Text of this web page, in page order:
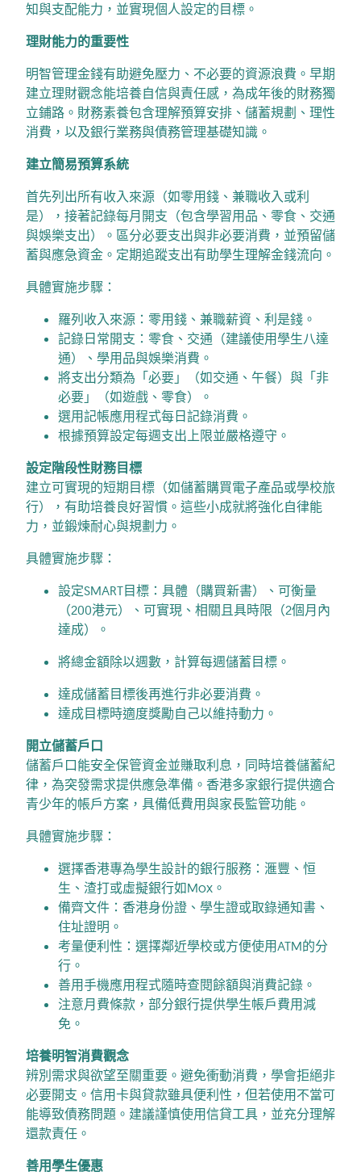
知與支配能力，並實現個人設定的目標。
理財能力的重要性
明智管理金錢有助避免壓力、不必要的資源浪費。早期
建立理財觀念能培養自信與責任感，為成年後的財務獨
立鋪路。財務素養包含理解預算安排、儲蓄規劃、理性
消費，以及銀行業務與債務管理基礎知識。
建立簡易預算系統
首先列出所有收入來源（如零用錢、兼職收入或利
是），接著記錄每月開支（包含學習用品、零食、交通
與娛樂支出）。區分必要支出與非必要消費，並預留儲
蓄與應急資金。定期追蹤支出有助學生理解金錢流向。
具體實施步驟：
羅列收入來源：零用錢、兼職薪資、利是錢。
記錄日常開支：零食、交通（建議使用學生八達
通）、學用品與娛樂消費。
將支出分類為「必要」（如交通、午餐）與「非
必要」（如遊戲、零食）。
選用記帳應用程式每日記錄消費。
根據預算設定每週支出上限並嚴格遵守。
設定階段性財務目標
建立可實現的短期目標（如儲蓄購買電子產品或學校旅
行），有助培養良好習慣。這些小成就將強化自律能
力，並鍛煉耐心與規劃力。
具體實施步驟：
設定SMART目標：具體（購買新書）、可衡量
（200港元）、可實現、相關且具時限（2個月內
達成）。
將總金額除以週數，計算每週儲蓄目標。
達成儲蓄目標後再進行非必要消費。
達成目標時適度獎勵自己以維持動力。
開立儲蓄戶口
儲蓄戶口能安全保管資金並賺取利息，同時培養儲蓄紀
律，為突發需求提供應急準備。香港多家銀行提供適合
青少年的帳戶方案，具備低費用與家長監管功能。
具體實施步驟：
選擇香港專為學生設計的銀行服務：滙豐、恒
生、渣打或虛擬銀行如Mox。
備齊文件：香港身份證、學生證或取錄通知書、
住址證明。
考量便利性：選擇鄰近學校或方便使用ATM的分
行。
善用手機應用程式隨時查閱餘額與消費記錄。
注意月費條款，部分銀行提供學生帳戶費用減
免。
培養明智消費觀念
辨別需求與欲望至關重要。避免衝動消費，學會拒絕非
必要開支。信用卡與貸款雖具便利性，但若使用不當可
能導致債務問題。建議謹慎使用信貸工具，並充分理解
還款責任。
善用學生優惠